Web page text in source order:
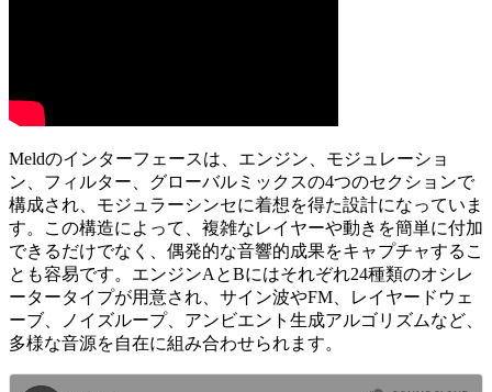
Meldのインターフェースは、エンジン、モジュレーショ
ン、フィルター、グローバルミックスの4つのセクションで
構成され、モジュラーシンセに着想を得た設計になっていま
す。この構造によって、複雑なレイヤーや動きを簡単に付加
できるだけでなく、偶発的な音響的成果をキャプチャするこ
とも容易です。エンジンAとBにはそれぞれ24種類のオシレ
ータータイプが用意され、サイン波やFM、レイヤードウェ
ーブ、ノイズループ、アンビエント生成アルゴリズムなど、
多様な音源を自在に組み合わせられます。